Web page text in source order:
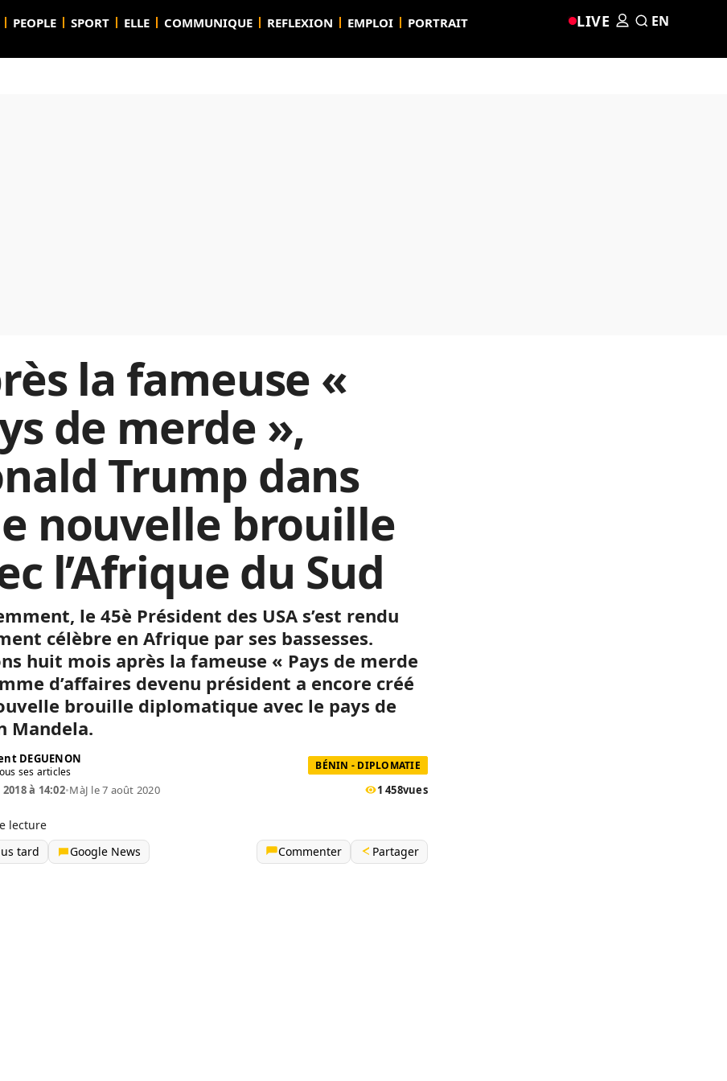
PEOPLE SPORT ELLE COMMUNIQUE REFLEXION EMPLOI PORTRAIT LIVE EN
la fameuse «
de merde »,
Trump dans
nouvelle brouille
l’Afrique du Sud
le 45è Président des USA s’est rendu
célèbre en Afrique par ses bassesses.
huit mois après la fameuse « Pays de merde
d’affaires devenu président a encore créé
brouille diplomatique avec le pays de
Mandela.
DEGUENON
ses articles BÉNIN - DIPLOMATIE
à 14:02•MàJ le 7 août 2020 1 458vues
lecture
tard
Google News Commenter Partager